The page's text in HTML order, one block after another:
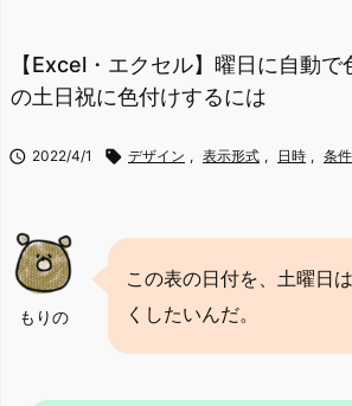
【Excel・エクセル】曜日に自動
の土日祝に色付けするには
 2022/4/1  デザイン , 表示形式 , 日時 , 条
もりの
この表の日付を、土曜日
くしたいんだ。